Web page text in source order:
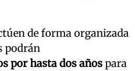
de forma organizada
podrán
por hasta dos años para